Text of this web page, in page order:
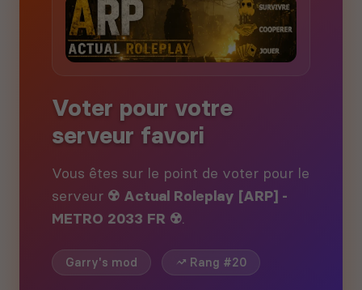
Voter pour votre
serveur favori
Vous êtes sur le point de voter pour le
serveur ☢️ Actual Roleplay [ARP] -
METRO 2033 FR ☢️.
Garry's mod Rang #20